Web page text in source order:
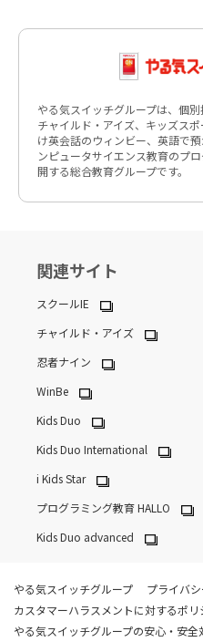
やる気スイッチグループは、個
チャイルド・アイズ、キッズス
け英会話のウィンビー、英語で
ンピュータサイエンス教育のプ
開する総合教育グループです。
関連サイト
スクールIE
チャイルド・アイズ
忍者ナイン
WinBe
Kids Duo
Kids Duo International
i Kids Star
プログラミング教育 HALLO
Kids Duo advanced
やる気スイッチグループ
プライバ
カスタマーハラスメントに対するポリ
やる気スイッチグループの安心・安全